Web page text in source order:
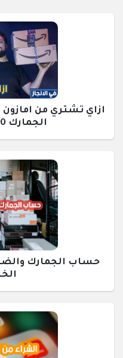
ازاي تشتري من
الجمارك 2020 | في الإنجاز
حساب الجمارك